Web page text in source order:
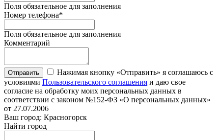
Поля обязательное для заполнения
Номер телефона*
Поля обязательное для заполнения
Комментарий
Отправить
Нажимая кнопку «Отправить» я соглашаюсь с
условиями Пользовательского соглашения и даю свое
согласие на обработку моих персональных данных в
соответствии с законом №152-ФЗ «О персональных данных»
от 27.07.2006
Ваш город: Красногорск
Найти город